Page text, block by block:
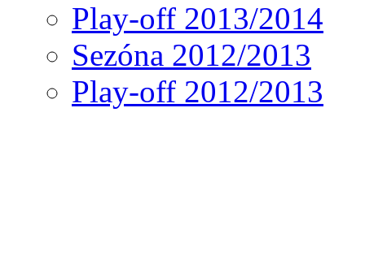
Play-off 2013/2014
Sezóna 2012/2013
Play-off 2012/2013